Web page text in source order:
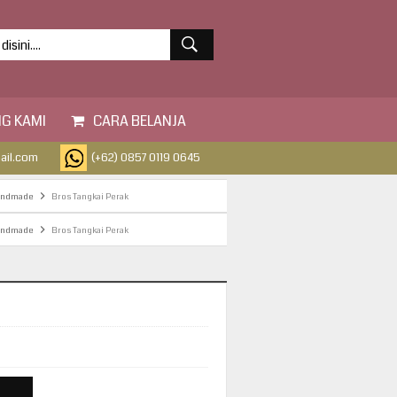
KAMI CARA BELANJA
(+62) 0857 0119 0645
Bros Tangkai Perak
Bros Tangkai Perak